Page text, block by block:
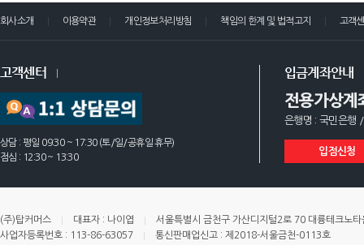
회사소개 이용약관 개인정보처리방침 책임의 한계 및 법적고지 고객
고객센터
상담 : 평일 09:30 ~ 17:30 (토/일/공휴일 휴무)
점심 : 12:30 ~ 13:30
입금계좌안내
전용가상계
은행명 : 국민은행
입점신청
(주)탑커머스 대표자 : 나이엽
서울특별시 금천구 가산디지털2로 70 대륭테크노
사업자등록번호 : 113-86-63057
통신판매업신고 : 제2018-서울금천-0113호